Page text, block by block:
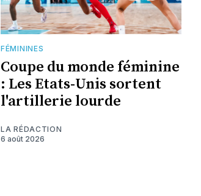
FÉMININES
Coupe du monde féminine
: Les Etats-Unis sortent
l'artillerie lourde
LA RÉDACTION
6 août 2026